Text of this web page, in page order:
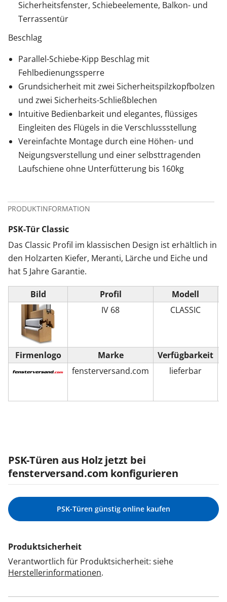
Sicherheitsfenster, Schiebeelemente, Balkon- und
Terrassentür
Beschlag
Parallel-Schiebe-Kipp Beschlag mit
Fehlbedienungssperre
Grundsicherheit mit zwei Sicherheitspilzkopfbolzen
und zwei Sicherheits-Schließblechen
Intuitive Bedienbarkeit und elegantes, flüssiges
Eingleiten des Flügels in die Verschlussstellung
Vereinfachte Montage durch eine Höhen- und
Neigungsverstellung und einer selbsttragenden
Laufschiene ohne Unterfütterung bis 160kg
PRODUKTINFORMATION
PSK-Tür Classic
Das Classic Profil im klassischen Design ist erhältlich in
den Holzarten Kiefer, Meranti, Lärche und Eiche und
hat 5 Jahre Garantie.
Bild
Profil
IV 68
Modell
CLASSIC
Firmenlogo
Marke
fensterversand.com
Verfügbarkeit
lieferbar
PSK-Türen aus Holz jetzt bei
fensterversand.com konfigurieren
PSK-Türen günstig online kaufen
Produktsicherheit
Verantwortlich für Produktsicherheit: siehe
Herstellerinformationen.